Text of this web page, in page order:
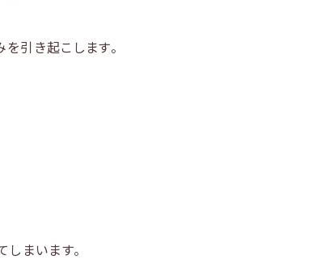
引き起こします。
まいます。